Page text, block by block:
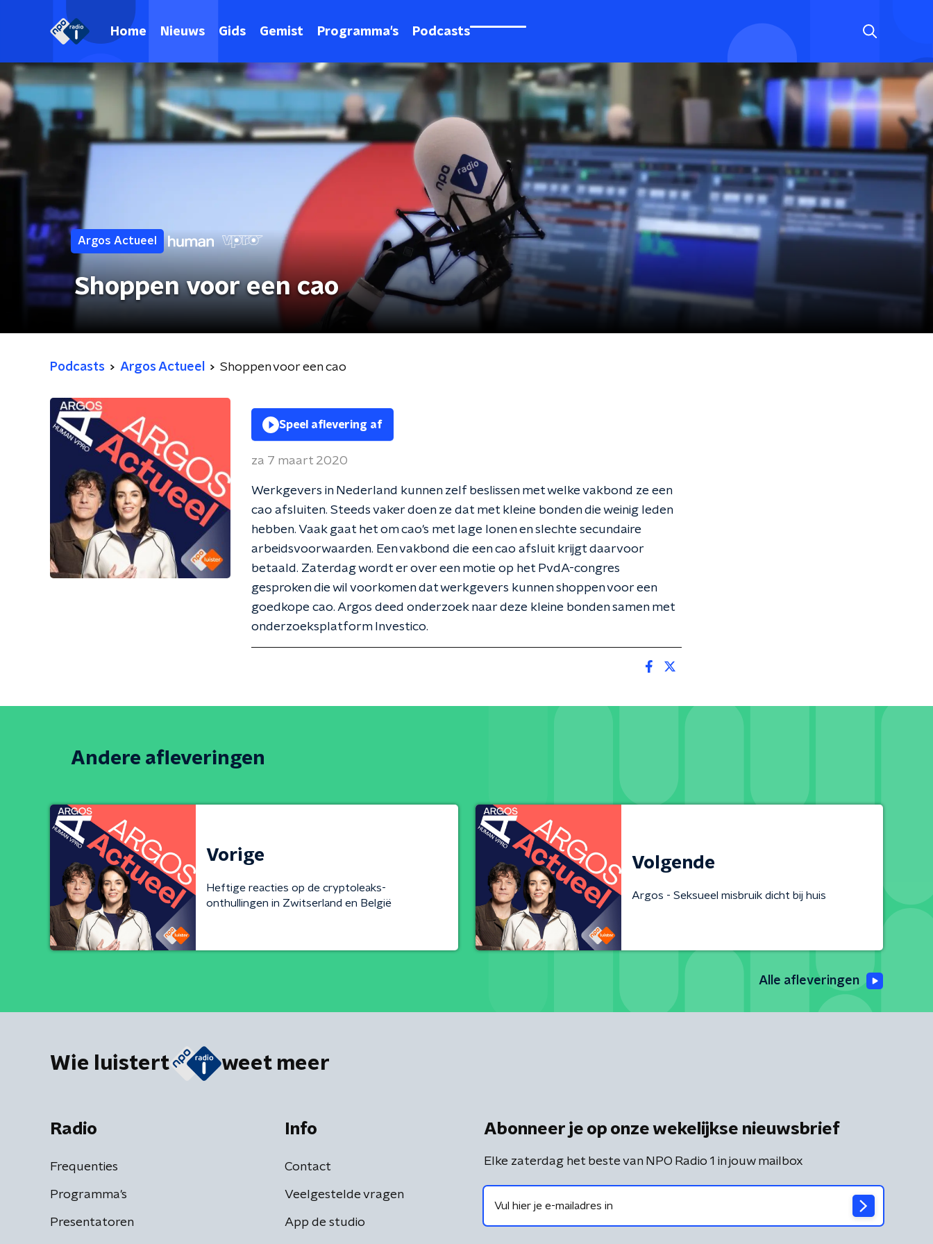
Home Nieuws Gids Gemist Programma's Podcasts
Argos Actueel
Shoppen voor een cao
Podcasts Argos Actueel Shoppen voor een cao
Speel aflevering af
za 7 maart 2020
Werkgevers in Nederland kunnen zelf beslissen met welke vakbond ze een
cao afsluiten. Steeds vaker doen ze dat met kleine bonden die weinig leden
hebben. Vaak gaat het om cao's met lage lonen en slechte secundaire
arbeidsvoorwaarden. Een vakbond die een cao afsluit krijgt daarvoor
betaald. Zaterdag wordt er over een motie op het PvdA-congres
gesproken die wil voorkomen dat werkgevers kunnen shoppen voor een
goedkope cao. Argos deed onderzoek naar deze kleine bonden samen met
onderzoeksplatform Investico.
Andere afleveringen
Vorige
Heftige reacties op de cryptoleaks-
onthullingen in Zwitserland en België
Volgende
Argos - Seksueel misbruik dicht bij huis
Alle afleveringen
Wie luistert weet meer
Radio
Frequenties
Programma's
Presentatoren
Info
Contact
Veelgestelde vragen
App de studio
Abonneer je op onze wekelijkse nieuwsbrief
Elke zaterdag het beste van NPO Radio 1 in jouw mailbox